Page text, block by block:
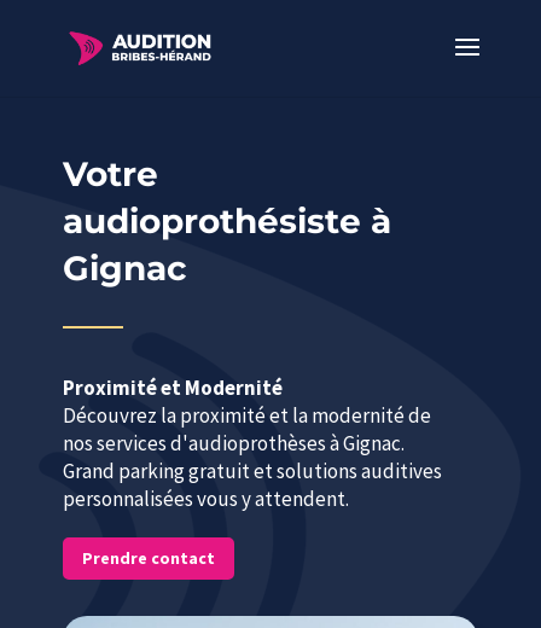
Votre
audioprothésiste à
Gignac
Proximité et Modernité
Découvrez la proximité et la modernité de
nos services d'audioprothèses à Gignac.
Grand parking gratuit et solutions auditives
personnalisées vous y attendent.
Prendre contact